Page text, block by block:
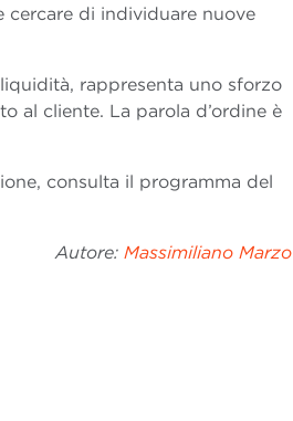
cercare di individuare nuove
rappresenta uno sforzo
al cliente. La parola d’ordine è
consulta il programma del
Autore:Massimiliano Marzo